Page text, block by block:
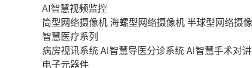
AI智慧视频监控
筒型网络摄像机 海螺型网络摄像机半球型网络摄
智慧医疗系列
病房视讯系统AI智慧导医分诊系统AI智慧手术对
电子元器件